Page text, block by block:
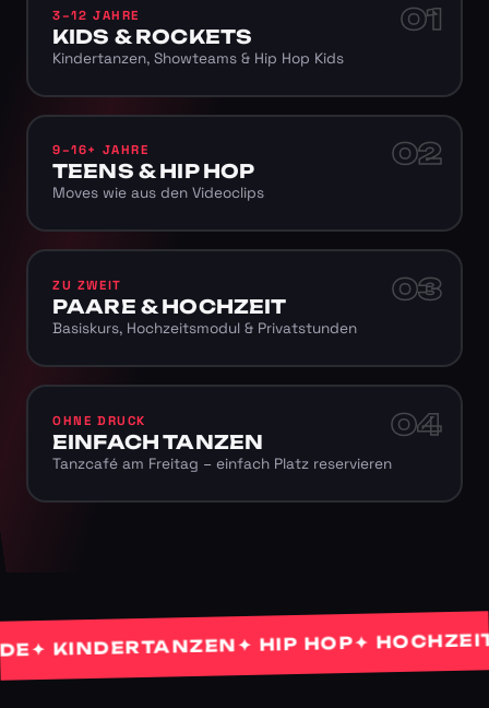
01
3–12 JAHRE
KIDS & ROCKETS
Kindertanzen, Showteams & Hip Hop Kids
02
9–16+ JAHRE
TEENS & HIP HOP
Moves wie aus den Videoclips
03
ZU ZWEIT
PAARE & HOCHZEIT
Basiskurs, Hochzeitsmodul & Privatstunden
04
OHNE DRUCK
EINFACH TANZEN
Tanzcafé am Freitag – einfach Platz reservieren
✦ HIP HOP ✦